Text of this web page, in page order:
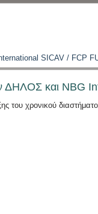
SICAV / FCP
ΔΗΛΟΣ και NBG
του χρονικού